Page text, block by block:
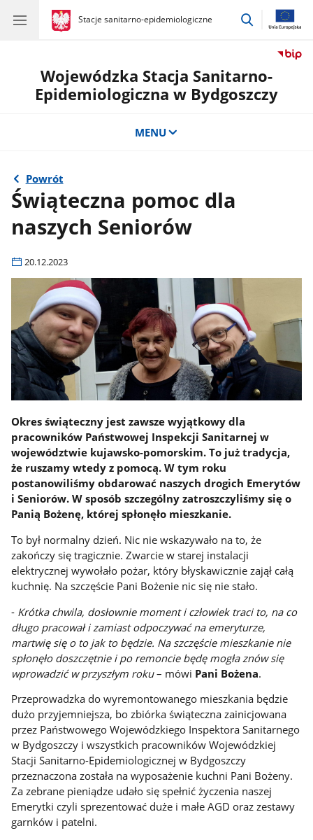
gov.pl
Stacje sanitarno-epidemiologiczne
gov.pl
Stacje
przejdź
Wojewódzka Stacja Sanitarno-
Epidemiologiczna w Bydgoszczy
MENU
Powrót
Świąteczna pomoc dla
naszych Seniorów
20.12.2023
Okres świąteczny jest zawsze wyjątkowy dla
pracowników Państwowej Inspekcji Sanitarnej w
województwie kujawsko-pomorskim. To już tradycja,
że ruszamy wtedy z pomocą. W tym roku
postanowiliśmy obdarować naszych drogich Emerytów
i Seniorów. W sposób szczególny zatroszczyliśmy się o
Panią Bożenę, której spłonęło mieszkanie.
To był normalny dzień. Nic nie wskazywało na to, że
zakończy się tragicznie. Zwarcie w starej instalacji
elektrycznej wywołało pożar, który błyskawicznie zajął całą
kuchnię. Na szczęście Pani Bożenie nic się nie stało.
- Krótka chwila, dosłownie moment i człowiek traci to, na co
długo pracował i zamiast odpoczywać na emeryturze,
martwię się o to jak to będzie. Na szczęście mieszkanie nie
spłonęło doszczętnie i po remoncie będę mogła znów się
wprowadzić w przyszłym roku– mówi Pani Bożena.
Przeprowadzka do wyremontowanego mieszkania będzie
dużo przyjemniejsza, bo zbiórka świąteczna zainicjowana
przez Państwowego Wojewódzkiego Inspektora Sanitarnego
w Bydgoszczy i wszystkich pracowników Wojewódzkiej
Stacji Sanitarno-Epidemiologicznej w Bydgoszczy
przeznaczona została na wyposażenie kuchni Pani Bożeny.
Za zebrane pieniądze udało się spełnić życzenia naszej
Emerytki czyli sprezentować duże i małe AGD oraz zestawy
garnków i patelni.